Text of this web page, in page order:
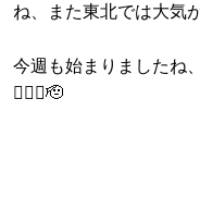
ね、また東北では大気
今週も始まりましたね
🙇🏼‍♂️🫡